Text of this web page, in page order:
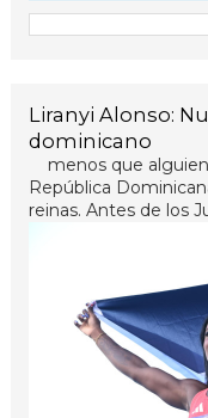
Liranyi Alonso:
dominicano
menos que alguien
República
reinas. Antes de los